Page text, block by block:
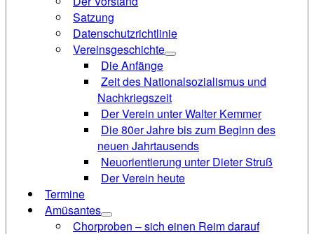
Satzung
Datenschutzrichtlinie
Vereinsgeschichte
Die Anfänge
Zeit des Nationalsozialismus und
Nachkriegszeit
Der Verein unter Walter Kemmer
Die 80er Jahre bis zum Beginn des
neuen Jahrtausends
Neuorientierung unter Dieter Struß
Der Verein heute
Termine
Amüsantes
Chorproben – sich einen Reim darauf